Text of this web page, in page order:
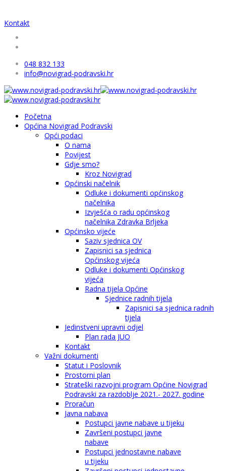
Kontakt
048 832 133
info@novigrad-podravski.hr
Početna
Općina Novigrad Podravski
Opći podaci
O nama
Povijest
Gdje smo?
Kroz Novigrad
Općinski načelnik
Odluke i dokumenti općinskog
načelnika
Izvješća o radu općinskog
načelnika Zdravka Brljeka
Općinsko vijeće
Saziv sjednica OV
Zapisnici sa sjednica
Općinskog vijeća
Odluke i dokumenti Općinskog
vijeća
Radna tijela Općine
Sjednice radnih tijela
Zapisnici sa sjednica radnih
tijela
Jedinstveni upravni odjel
Plan rada JUO
Kontakt
Važni dokumenti
Statut i Poslovnik
Prostorni plan
Strateški razvojni program Općine Novigrad
Podravski za razdoblje 2021.- 2027. godine
Proračun
Javna nabava
Postupci javne nabave u tijeku
Završeni postupci javne
nabave
Postupci jednostavne nabave
u tijeku